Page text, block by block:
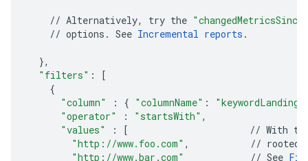
// Alternatively, try the
// options . See Incremental reports .
},
"filters" :
[
{
"column"
: { "columnName" :
"operator"
: "startsWith" ,
"values"
: [ // With
"http://www.foo.com" , // rooted
"http://www.bar.com"
// See